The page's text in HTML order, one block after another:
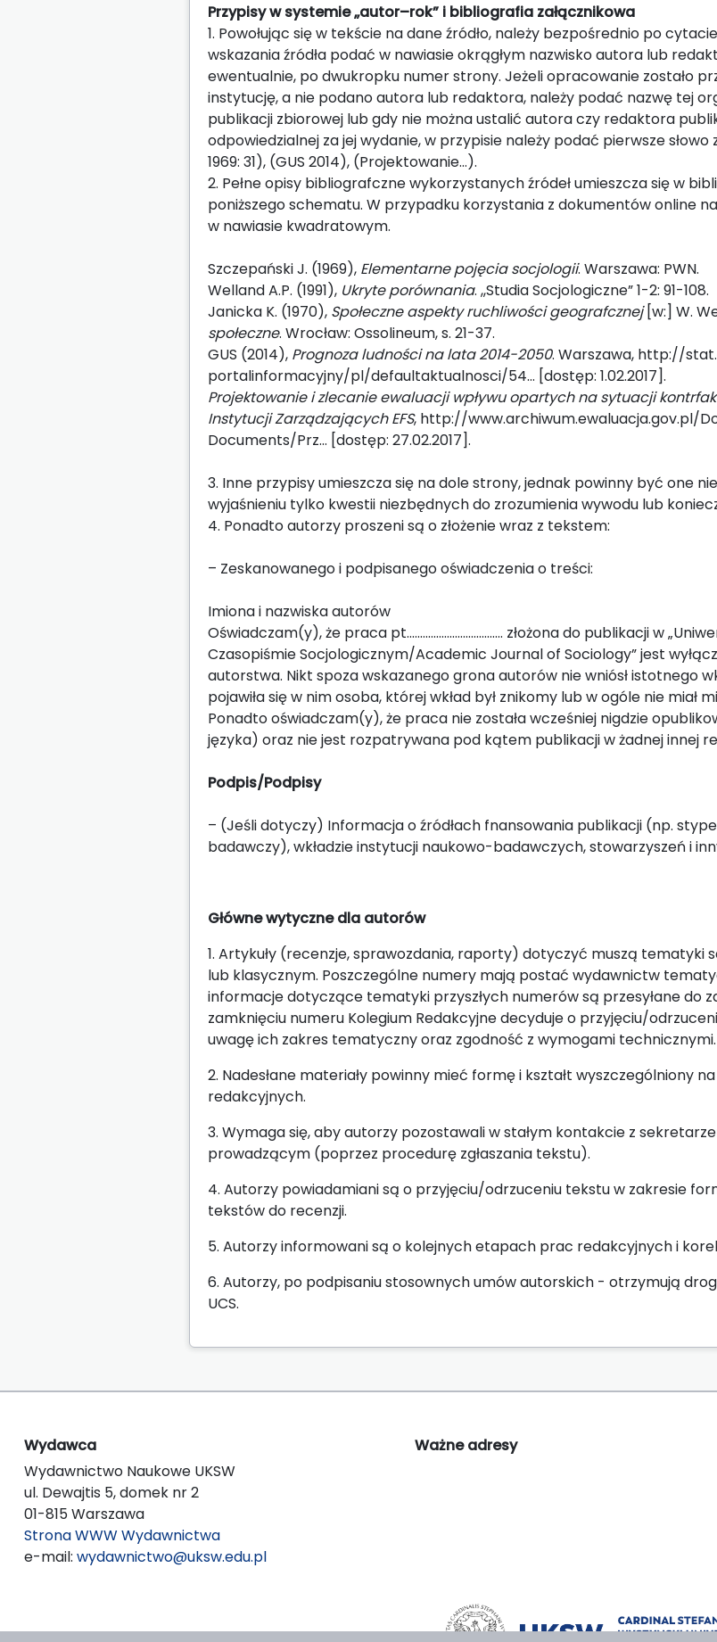
Przypisy w systemie „autor–rok” i bibliografia załącznikowa
1. Powołując się w tekście na dane źródło, należy bezpośrednio po
wskazania źródła podać w nawiasie okrągłym nazwisko autora lub
ewentualnie, po dwukropku numer strony. Jeżeli opracowanie zostało
instytucję, a nie podano autora lub redaktora, należy podać nazwę tej
publikacji zbiorowej lub gdy nie można ustalić autora czy redaktora
odpowiedzialnej za jej wydanie, w przypisie należy podać pierwsze słowo
1969: 31), (GUS 2014), (Projektowanie…).
2. Pełne opisy bibliografczne wykorzystanych źródeł umieszcza się w
poniższego schematu. W przypadku korzystania z dokumentów online
w nawiasie kwadratowym.
Szczepański J. (1969), Elementarne pojęcia socjologii. Warszawa: PWN.
Welland A.P. (1991), Ukryte porównania. ,,Studia Socjologiczne” 1-2: 91-108.
Janicka K. (1970), Społeczne aspekty ruchliwości geografcznej[w:] W.
społeczne. Wrocław: Ossolineum, s. 21-37.
GUS (2014), Prognoza ludności na lata 2014-2050. Warszawa, http://
portalinformacyjny/pl/defaultaktualnosci/54... [dostęp: 1.02.2017].
Projektowanie i zlecanie ewaluacji wpływu opartych na sytuacji
Instytucji Zarządzających EFS, http://www.archiwum.ewaluacja.gov.pl/
Documents/Prz... [dostęp: 27.02.2017].
3. Inne przypisy umieszcza się na dole strony, jednak powinny być one
wyjaśnieniu tylko kwestii niezbędnych do zrozumienia wywodu lub
4. Ponadto autorzy proszeni są o złożenie wraz z tekstem:
– Zeskanowanego i podpisanego oświadczenia o treści:
Imiona i nazwiska autorów
Oświadczam(y), że praca pt.…………………………….. złożona do publikacji w
Czasopiśmie Socjologicznym/Academic Journal of Sociology” jest
autorstwa. Nikt spoza wskazanego grona autorów nie wniósł istotnego
pojawiła się w nim osoba, której wkład był znikomy lub w ogóle nie miał
Ponadto oświadczam(y), że praca nie została wcześniej nigdzie
języka) oraz nie jest rozpatrywana pod kątem publikacji w żadnej innej
Podpis/Podpisy
– (Jeśli dotyczy) Informacja o źródłach fnansowania publikacji (np.
badawczy), wkładzie instytucji naukowo-badawczych, stowarzyszeń i
Główne wytyczne dla autorów
1. Artykuły (recenzje, sprawozdania, raporty) dotyczyć muszą tematyki
lub klasycznym. Poszczególne numery mają postać wydawnictw
informacje dotyczące tematyki przyszłych numerów są przesyłane do
zamknięciu numeru Kolegium Redakcyjne decyduje o przyjęciu/
uwagę ich zakres tematyczny oraz zgodność z wymogami technicznymi.
2. Nadesłane materiały powinny mieć formę i kształt wyszczególniony
redakcyjnych.
3. Wymaga się, aby autorzy pozostawali w stałym kontakcie z
prowadzącym (poprzez procedurę zgłaszania tekstu).
4. Autorzy powiadamiani są o przyjęciu/odrzuceniu tekstu w zakresie
tekstów do recenzji.
5. Autorzy informowani są o kolejnych etapach prac redakcyjnych i
6. Autorzy, po podpisaniu stosownych umów autorskich - otrzymują
UCS.
Wydawca
Wydawnictwo Naukowe UKSW
ul. Dewajtis 5, domek nr 2
01-815 Warszawa
Strona WWW Wydawnictwa
e-mail: wydawnictwo@uksw.edu.pl
Ważne adresy